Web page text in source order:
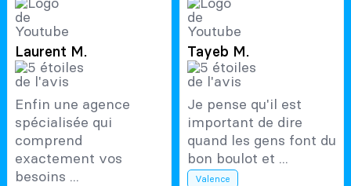
Laurent M.
Enfin une agence
spécialisée qui
comprend
exactement vos
besoins ...
Tayeb M.
Je pense qu'il est
important de dire
quand les gens font du
bon boulot et ...
Valence